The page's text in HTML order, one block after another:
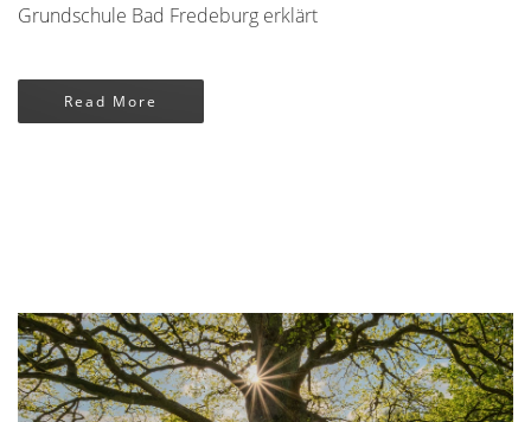
Grundschule Bad Fredeburg erklärt
Read More